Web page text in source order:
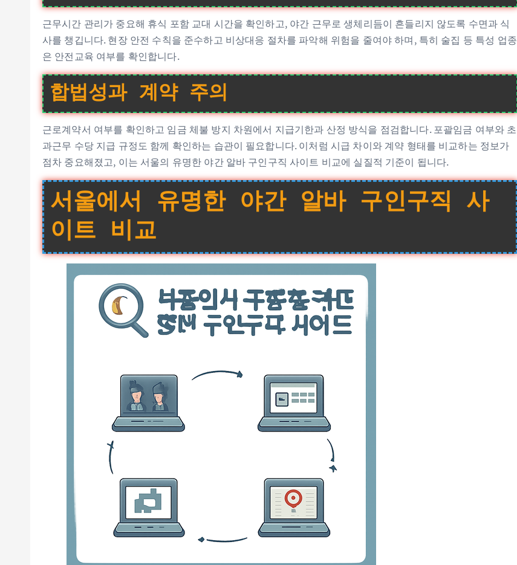
근무시간 관리가 중요해 휴식 포함 교대 시간을 확인하고, 야간 근무로 생체리듬이 흔들리지 않도록 수면과 식
사를 챙깁니다. 현장 안전 수칙을 준수하고 비상대응 절차를 파악해 위험을 줄여야 하며, 특히 술집 등 특성 업종
은 안전교육 여부를 확인합니다.
합법성과 계약 주의
근로계약서 여부를 확인하고 임금 체불 방지 차원에서 지급기한과 산정 방식을 점검합니다. 포괄임금 여부와 초
과근무 수당 지급 규정도 함께 확인하는 습관이 필요합니다. 이처럼 시급 차이와 계약 형태를 비교하는 정보가
점차 중요해졌고, 이는 서울의 유명한 야간 알바 구인구직 사이트 비교에 실질적 기준이 됩니다.
서울에서 유명한 야간 알바 구인구직 사
이트 비교